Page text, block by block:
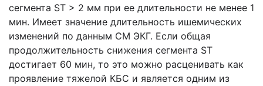
сегмента ST > 2 мм при ее длительности не менее 1
мин. Имеет значение длительность ишемических
изменений по данным СМ ЭКГ. Если общая
продолжительность снижения сегмента ST
достигает 60 мин, то это можно расценивать как
проявление тяжелой КБС и является одним из